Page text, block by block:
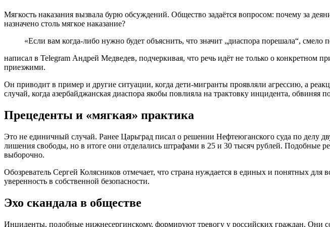
Мягкость наказания вызвала бурю обсуждений. Общество задаётся вопросом: почему за
назначено столь мягкое наказание?
«Если вам когда-либо нужно будет объяснить, что значит „диаспора порешала“, смело
написал в Telegram Андрей Медведев, подчеркивая, что речь идёт не только о
приезжими.
Он приводит в пример и другие ситуации, когда дети-мигранты проявляли агрессию, а
случай, когда азербайджанская диаспора якобы повлияла на трактовку инцидента, обвиняя
Прецеденты и «мягкая» практика
Это не единичный случай. Ранее Царьград писал о решении Нефтеюганского суда по делу
лишения свободы, но в итоге они отделались штрафами в 25 и 30 тысяч рублей.
выборочно.
Обозреватель Сергей Колясников отмечает, что страна нуждается в единых и понятных
уверенность в собственной безопасности.
Эхо скандала в обществе
Инциденты, подобные нижнесергинскому, формируют тревогу у российских граждан. Они